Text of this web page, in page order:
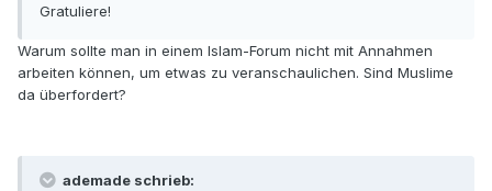
Gratuliere!
Warum sollte man in einem Islam-Forum nicht mit Annahmen
arbeiten können, um etwas zu veranschaulichen. Sind Muslime
da überfordert?
ademade schrieb: